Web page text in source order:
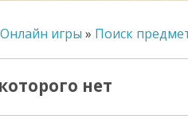
Онлайн игры » Поиск
нет